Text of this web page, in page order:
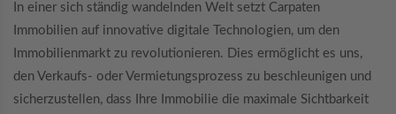
In einer sich ständig wandelnden Welt setzt Carpaten
Immobilien auf innovative digitale Technologien, um den
Immobilienmarkt zu revolutionieren. Dies ermöglicht es uns,
den Verkaufs- oder Vermietungsprozess zu beschleunigen und
sicherzustellen, dass Ihre Immobilie die maximale Sichtbarkeit